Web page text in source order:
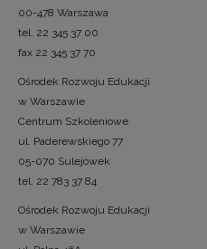
00-478 Warszawa
tel. 22 345 37 00
fax 22 345 37 70
Ośrodek Rozwoju Edukacji
w Warszawie
Centrum Szkoleniowe
ul. Paderewskiego 77
05-070 Sulejówek
tel. 22 783 37 84
Ośrodek Rozwoju Edukacji
w Warszawie